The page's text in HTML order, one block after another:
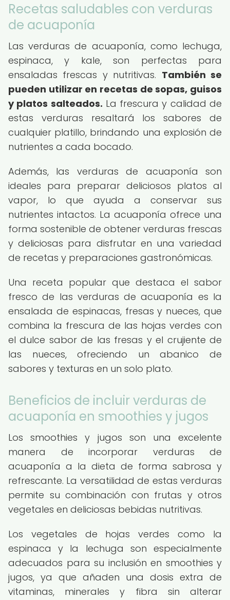
Recetas saludables con verduras
de acuaponía
Las verduras de acuaponía, como lechuga,
espinaca, y kale, son perfectas para
ensaladas frescas y nutritivas. También se
pueden utilizar en recetas de sopas, guisos
y platos salteados. La frescura y calidad de
estas verduras resaltará los sabores de
cualquier platillo, brindando una explosión de
nutrientes a cada bocado.
Además, las verduras de acuaponía son
ideales para preparar deliciosos platos al
vapor, lo que ayuda a conservar sus
nutrientes intactos. La acuaponía ofrece una
forma sostenible de obtener verduras frescas
y deliciosas para disfrutar en una variedad
de recetas y preparaciones gastronómicas.
Una receta popular que destaca el sabor
fresco de las verduras de acuaponía es la
ensalada de espinacas, fresas y nueces, que
combina la frescura de las hojas verdes con
el dulce sabor de las fresas y el crujiente de
las nueces, ofreciendo un abanico de
sabores y texturas en un solo plato.
Beneficios de incluir verduras de
acuaponía en smoothies y jugos
Los smoothies y jugos son una excelente
manera de incorporar verduras de
acuaponía a la dieta de forma sabrosa y
refrescante. La versatilidad de estas verduras
permite su combinación con frutas y otros
vegetales en deliciosas bebidas nutritivas.
Los vegetales de hojas verdes como la
espinaca y la lechuga son especialmente
adecuados para su inclusión en smoothies y
jugos, ya que añaden una dosis extra de
vitaminas, minerales y fibra sin alterar